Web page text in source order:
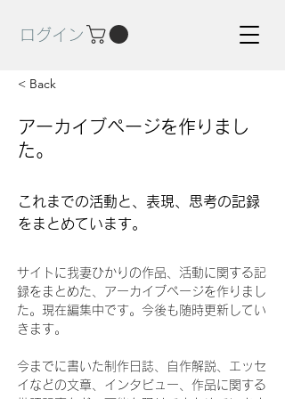
ログイン
これまでの活動と、表現、思考の記録
をまとめています。
サイトに我妻ひかりの作品、活動に関する記
録をまとめた、アーカイブページを作りまし
た。現在編集中です。今後も随時更新してい
きます。
今までに書いた制作日誌、自作解説、エッセ
イなどの文章、インタビュー、作品に関する
< Back
アーカイブページを作りまし
た。